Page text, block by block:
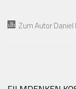
Zum Autor